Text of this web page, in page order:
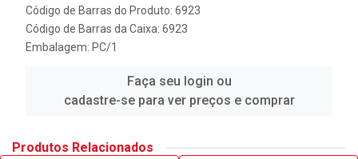
Código de Barras do Produto: 6923
Código de Barras da Caixa: 6923
Embalagem: PC/1
Faça seu login ou
cadastre-se para ver preços e comprar
Produtos Relacionados